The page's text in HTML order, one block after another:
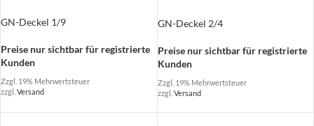
GN-Deckel 1/9
Preise nur sichtbar für registrierte
Kunden
Zzgl. 19% Mehrwertsteuer
zzgl. Versand
GN-Deckel 2/4
Preise nur sichtbar für registrierte
Kunden
Zzgl. 19% Mehrwertsteuer
zzgl. Versand